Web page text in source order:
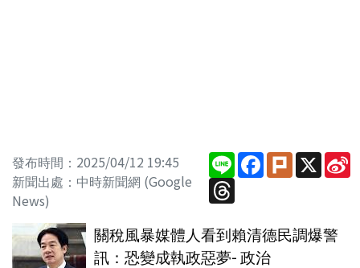
發布時間：2025/04/12 19:45
新聞出處：中時新聞網 (Google
News)
LineFacebook
PlurkX
Threads
關稅風暴媒體人看到賴清德民調爆警
訊：恐變成執政惡夢- 政治